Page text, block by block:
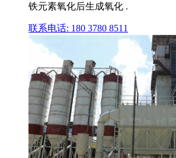
铁元素氧化后生成氧化 .
联系电话: 180 3780 8511